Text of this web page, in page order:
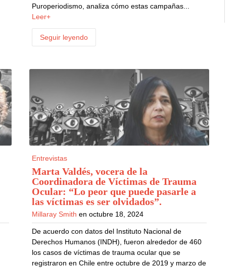
Puroperiodismo, analiza cómo estas campañas...
Leer+
Seguir leyendo
Entrevistas
Marta Valdés, vocera de la
Coordinadora de Víctimas de Trauma
Ocular: “Lo peor que puede pasarle a
las víctimas es ser olvidados”.
Millaray Smith en octubre 18, 2024
De acuerdo con datos del Instituto Nacional de
Derechos Humanos (INDH), fueron alrededor de 460
los casos de víctimas de trauma ocular que se
registraron en Chile entre octubre de 2019 y marzo de